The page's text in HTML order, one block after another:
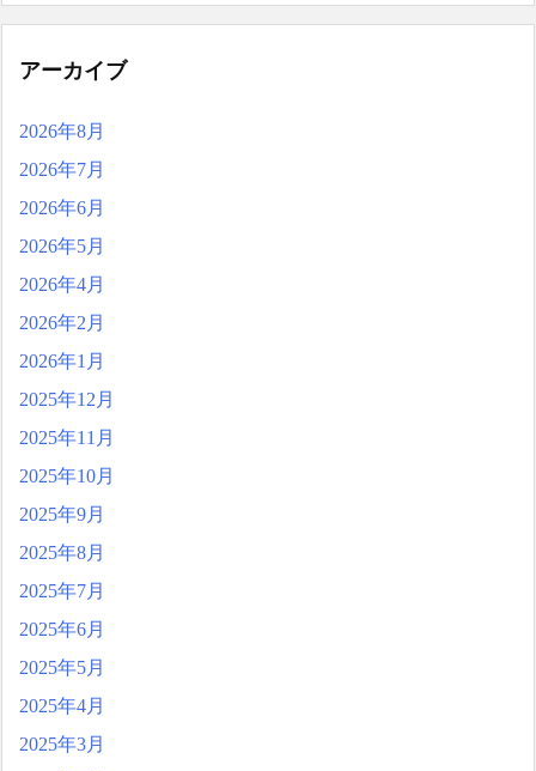
アーカイブ
2026年8月
2026年7月
2026年6月
2026年5月
2026年4月
2026年2月
2026年1月
2025年12月
2025年11月
2025年10月
2025年9月
2025年8月
2025年7月
2025年6月
2025年5月
2025年4月
2025年3月